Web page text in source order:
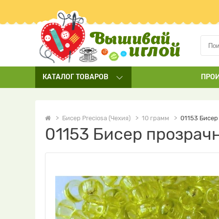
КАТАЛОГТОВАРОВ
Бисер Preciosa (Чехия) 10 грамм 01153
01153 Бисер